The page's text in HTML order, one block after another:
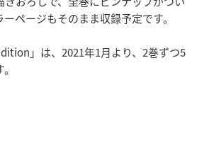
ページもそのまま収録予定です。
」は、2021年1月より、2巻ずつ5